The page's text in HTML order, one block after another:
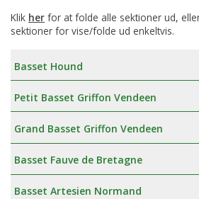
Klik her for at folde alle sektioner ud,
sektioner for vise/folde ud enkeltvis.
Basset Hound
Petit Basset Griffon Vendeen
Grand Basset Griffon Vendeen
Basset Fauve de Bretagne
Basset Artesien Normand